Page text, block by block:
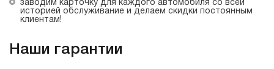
заводим карточку для каждого автомобиля со всей
историей обслуживание и делаем скидки постоянным
клиентам!
Наши гарантии